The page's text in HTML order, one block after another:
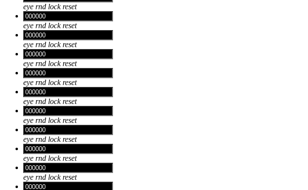
eye rnd lock reset
eye rnd lock reset
eye rnd lock reset
eye rnd lock reset
eye rnd lock reset
eye rnd lock reset
eye rnd lock reset
eye rnd lock reset
eye rnd lock reset
eye rnd lock reset